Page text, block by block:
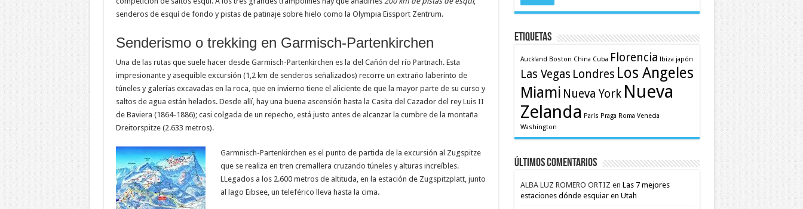
senderos de esquí de fondo y pistas de patinaje sobre hielo como la Olympia Eissport Zentrum.
Senderismo o trekking en Garmisch-Partenkirchen
Una de las rutas que suele hacer desde Garmisch-Partenkirchen es la del Cañón del río Partnach. Esta
impresionante y asequible excursión (1,2 km de senderos señalizados) recorre un extraño laberinto de
túneles y galerías excavadas en la roca, que en invierno tiene el aliciente de que la mayor parte de su curso y
saltos de agua están helados. Desde allí, hay una buena ascensión hasta la Casita del Cazador del rey Luis II
de Baviera (1864-1886); casi colgada de un repecho, está justo antes de alcanzar la cumbre de la montaña
Dreitorspitze (2.633 metros).
Garmnisch-Partenkirchen es el punto de partida de la excursión al Zugspitze
que se realiza en tren cremallera cruzando túneles y alturas increíbles.
LLegados a los 2.600 metros de altituda, en la estación de Zugspitzplatt, junto
al lago Eibsee, un teleférico lleva hasta la cima.
Etiquetas
Auckland Boston China Cuba Florencia Ibiza japón
Las Vegas Londres Los Angeles
Miami Nueva York Nueva
Zelanda París Praga Roma Venecia
Washington
Últimos comentarios
ALBA LUZ ROMERO ORTIZ en Las 7 mejores
estaciones dónde esquiar en Utah